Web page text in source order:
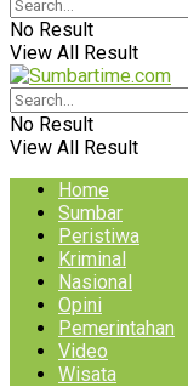
No Result
View All Result
No Result
View All Result
Home
Sumbar
Peristiwa
Kriminal
Nasional
Opini
Pemerintahan
Video
Wisata